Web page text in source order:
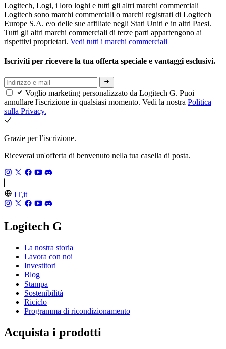
Logitech, Logi, i loro loghi e tutti gli altri marchi commerciali
Logitech sono marchi commerciali o marchi registrati di Logitech
Europe S.A. e/o delle sue affiliate negli Stati Uniti e in altri Paesi.
Tutti gli altri marchi commerciali di terze parti appartengono ai
rispettivi proprietari. Vedi tutti i marchi commerciali
Iscriviti per ricevere la tua offerta speciale e vantaggi esclusivi.
Voglio marketing personalizzato da Logitech G. Puoi
annullare l'iscrizione in qualsiasi momento. Vedi la nostra Politica
sulla Privacy.
Grazie per l’iscrizione.
Riceverai un'offerta di benvenuto nella tua casella di posta.
IT,it
Logitech G
La nostra storia
Lavora con noi
Investitori
Blog
Stampa
Sostenibilità
Riciclo
Programma di ricondizionamento
Acquista i prodotti